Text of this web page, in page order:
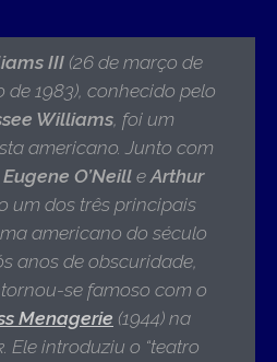
III (26 de março de
de 1983), conhecido pelo
Williams, foi um
americano. Junto com
Eugene O’Neill e Arthur
um dos três principais
americano do século
anos de obscuridade,
se famoso com o
Menagerie (1944) na
Ele introduziu o “teatro